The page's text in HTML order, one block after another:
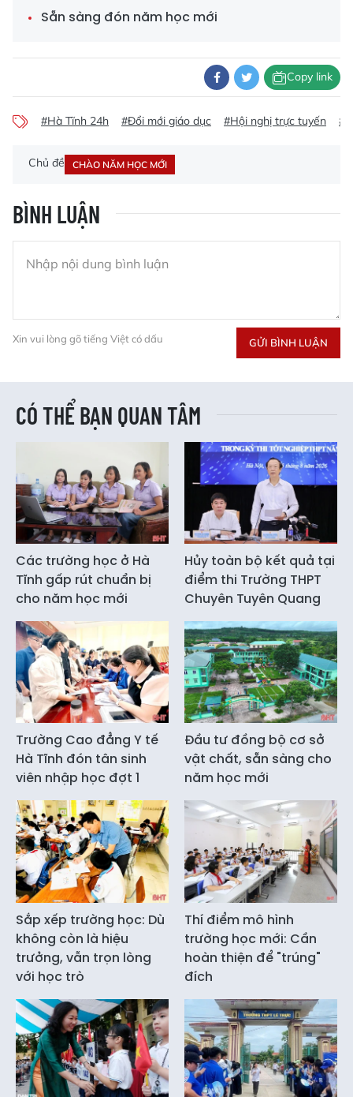
Sẵn sàng đón năm học mới
Copy link
#Hà Tĩnh 24h #Đổi mới giáo dục #Hội nghị trực tuyến
Chủ đề CHÀO NĂM HỌC MỚI
BÌNH LUẬN
Xin vui lòng gõ tiếng Việt có dấu GỬI BÌNH LUẬN
CÓ THỂ BẠN QUAN TÂM
Các trường học ở Hà
Tĩnh gấp rút chuẩn bị
cho năm học mới
Hủy toàn bộ kết quả tại
điểm thi Trường THPT
Chuyên Tuyên Quang
Trường Cao đẳng Y tế
Hà Tĩnh đón tân sinh
viên nhập học đợt 1
Đầu tư đồng bộ cơ sở
vật chất, sẵn sàng cho
năm học mới
Sắp xếp trường học: Dù
không còn là hiệu
trưởng, vẫn trọn lòng
với học trò
Thí điểm mô hình
trường học mới: Cần
hoàn thiện để "trúng"
đích